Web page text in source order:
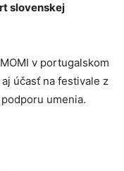
slovenskej
v portugalskom
účasť na festivale z
umenia.